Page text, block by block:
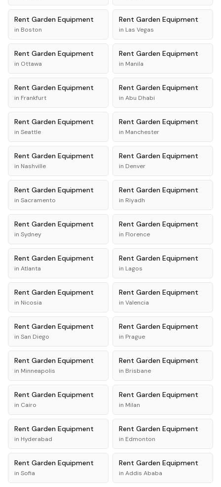
Rent Garden Equipment
in Boston
Rent Garden Equipment
in Las Vegas
Rent Garden Equipment
in Ottawa
Rent Garden Equipment
in Manila
Rent Garden Equipment
in Frankfurt
Rent Garden Equipment
in Abu Dhabi
Rent Garden Equipment
in Seattle
Rent Garden Equipment
in Manchester
Rent Garden Equipment
in Nashville
Rent Garden Equipment
in Denver
Rent Garden Equipment
in Sacramento
Rent Garden Equipment
in Riyadh
Rent Garden Equipment
in Sydney
Rent Garden Equipment
in Florence
Rent Garden Equipment
in Atlanta
Rent Garden Equipment
in Lagos
Rent Garden Equipment
in Nicosia
Rent Garden Equipment
in Valencia
Rent Garden Equipment
in San Diego
Rent Garden Equipment
in Prague
Rent Garden Equipment
in Minneapolis
Rent Garden Equipment
in Brisbane
Rent Garden Equipment
in Cairo
Rent Garden Equipment
in Milan
Rent Garden Equipment
in Hyderabad
Rent Garden Equipment
in Edmonton
Rent Garden Equipment
in Sofia
Rent Garden Equipment
in Addis Ababa